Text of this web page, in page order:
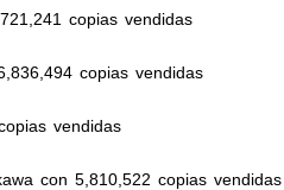
copias vendidas
copias vendidas
vendidas
con 5,810,522 copias vendidas